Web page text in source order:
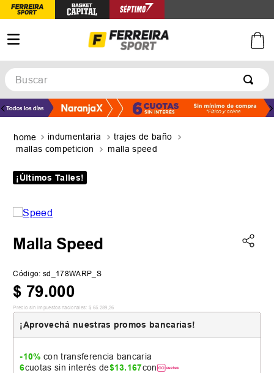
Buscar
indumentaria
trajes de baño
mallas competicion
malla speed
¡Últimos Talles!
Malla Speed
Código: sd_178WARP_S
$ 79.000
Precio sin impuestos nacionales: $ 65 289 26
¡Aprovechá nuestras promos bancarias!
-10% con transferencia bancaria
6cuotas sin interés de$13.167con
TÉRMINOS MÁS BUSCADOS
4.
zapatillas mujer
5. zapatillas adidas